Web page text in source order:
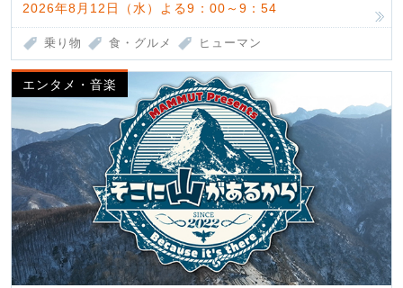
2026年8月12日（水）よる9：00～9：54
乗り物 食・グルメ ヒューマン
エンタメ・音楽